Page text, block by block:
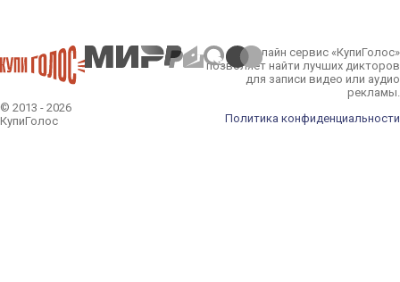
© 2013 - 2026
КупиГолос
Онлайн сервис «КупиГолос»
позволяет найти лучших дикторов
для записи видео или аудио
рекламы.
Политика конфиденциальности